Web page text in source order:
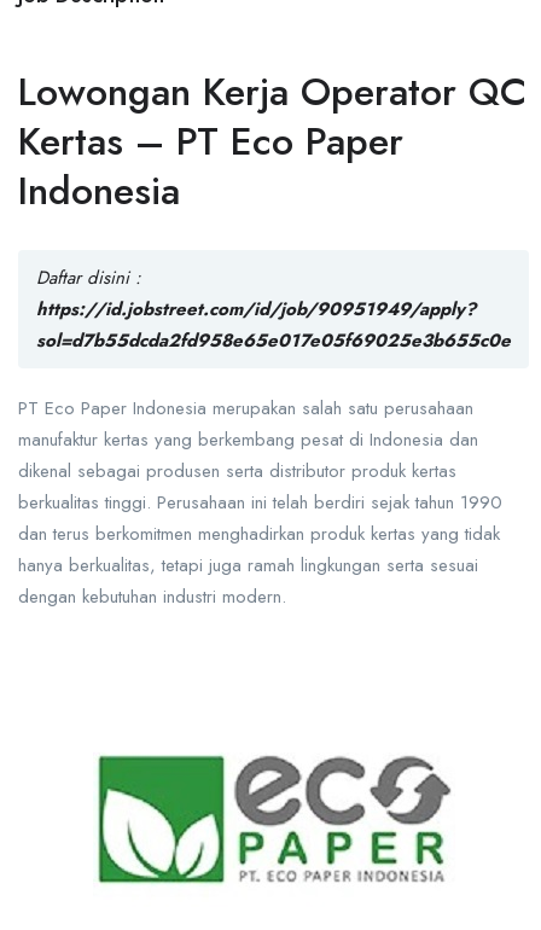
Lowongan Kerja Operator QC
Kertas – PT Eco Paper
Indonesia
Daftar disini :
https://id.jobstreet.com/id/job/90951949/apply?
sol=d7b55dcda2fd958e65e017e05f69025e3b655c0e
PT Eco Paper Indonesia merupakan salah satu perusahaan
manufaktur kertas yang berkembang pesat di Indonesia dan
dikenal sebagai produsen serta distributor produk kertas
berkualitas tinggi. Perusahaan ini telah berdiri sejak tahun 1990
dan terus berkomitmen menghadirkan produk kertas yang tidak
hanya berkualitas, tetapi juga ramah lingkungan serta sesuai
dengan kebutuhan industri modern.